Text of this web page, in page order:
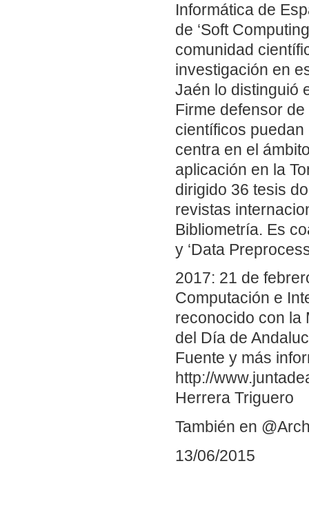
Informática de
de ‘Soft
comunidad
investigación en
Jaén lo distinguió
Firme defensor
científicos
centra en el
aplicación en la
dirigido 36 tesis
revistas
Bibliometría. Es
y ‘Data
2017: 21 de
Computación e
reconocido con la
del Día de
Fuente y más
http://
Herrera Triguero
También en
13/06/2015